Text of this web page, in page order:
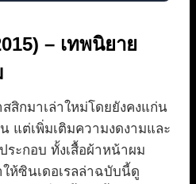
– เทพนิยาย
สิกมาเล่าใหม่โดยยังคงแก่น
แต่เพิ่มเติมความงดงามและ
ะกอบ ทั้งเสื้อผ้าหน้าผม
ห้ซินเดอเรลล่าฉบับนี้ดู